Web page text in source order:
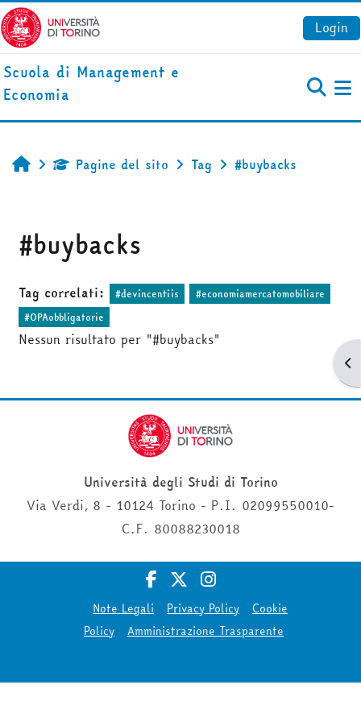
Vai al contenuto principale
Login
Scuola di Management e
Economia
HomePagine del sito Tag #buybacks
#buybacks
Tag correlati: #devincentiis
#economiamercatomobiliare
#OPAobbligatorie
Nessun risultato per "#buybacks"
Università degli Studi di Torino
Via Verdi, 8 - 10124 Torino - P.I. 02099550010-
C.F. 80088230018
Note Legali Privacy Policy
Cookie
Policy
Amministrazione Trasparente